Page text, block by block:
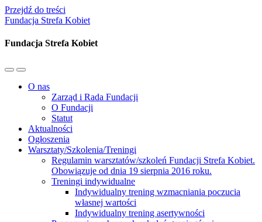
Przejdź do treści
Fundacja Strefa Kobiet
Fundacja Strefa Kobiet
Przełącz
mobilne
Przełącz
pole
wyszukiwania
O nas
Zarząd i Rada Fundacji
O Fundacji
Statut
Aktualności
Ogłoszenia
Warsztaty/Szkolenia/Treningi
Regulamin warsztatów/szkoleń Fundacji Strefa Kobiet.
Obowiązuje od dnia 19 sierpnia 2016 roku.
Treningi indywidualne
Indywidualny trening wzmacniania poczucia
własnej wartości
Indywidualny trening asertywności